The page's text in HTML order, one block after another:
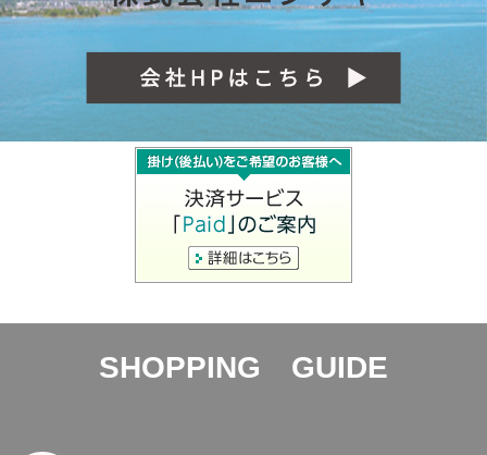
SHOPPING GUIDE